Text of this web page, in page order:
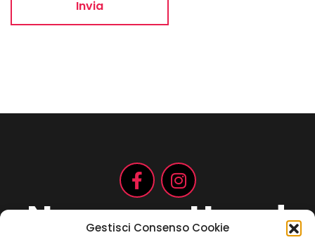
Gestisci Consenso Cookie
Non aspettare!